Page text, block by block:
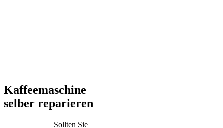
Kaffeemaschine
selber reparieren
Sollten Sie